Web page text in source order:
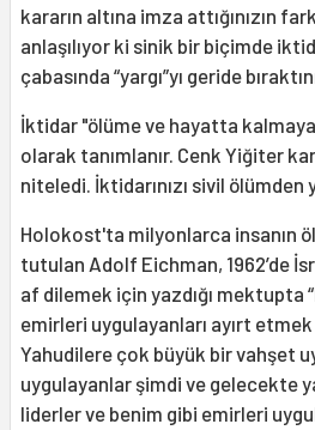
kararın altına imza attığınızın
anlaşılıyor ki sinik bir biçimde
çabasında “yargı”yı geride
İktidar "ölüme ve hayatta
olarak tanımlanır. Cenk Yiğiter
niteledi. İktidarınızı sivil ölümden
Holokost'ta milyonlarca insanın
tutulan Adolf Eichman, 1962’de
af dilemek için yazdığı mektupta
emirleri uygulayanları ayırt
Yahudilere çok büyük bir vahşet
uygulayanlar şimdi ve gelecekte
liderler ve benim gibi emirleri